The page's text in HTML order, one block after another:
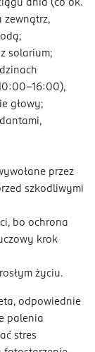
dnia (co ok.
zewnątrz,
solarium;
16:00),
głowy;
przez
szkodliwymi
bo ochrona
krok
życiu.
odpowiednie
palenia
stres